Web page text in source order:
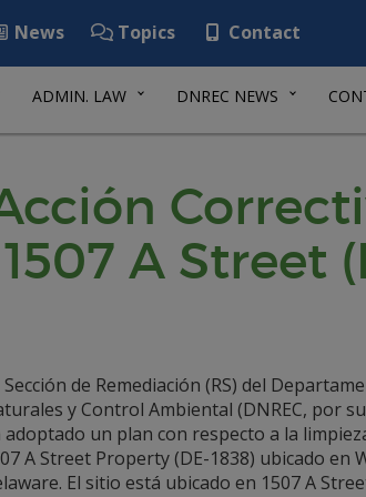
News Topics Contact
ADMIN. LAW DNREC NEWS
A Street
Sección de Remediación (RS) del
y Control Ambiental (DNREC, por
adoptado un plan con respecto a la
A Street Property (DE-1838) ubicado en
El sitio está ubicado en 1507 A